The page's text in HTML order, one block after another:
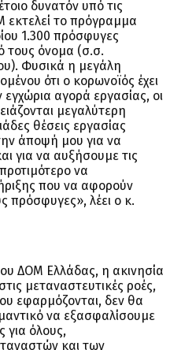
δυνατόν υπό τις
το πρόγραμμα
1.300 πρόσφυγες
τους όνομα (σ.σ.
Φυσικά η μεγάλη
ότι ο κορωνοϊός έχει
αγορά εργασίας, οι
μεγαλύτερη
θέσεις εργασίας
άποψή μου για να
για να αυξήσουμε τις
να
που να αφορούν
πρόσφυγες», λέει ο κ.
ΔΟΜ Ελλάδας, η ακινησία
μεταναστευτικές ροές,
εφαρμόζονται, δεν θα
να εξασφαλίσουμε
για όλους,
και των